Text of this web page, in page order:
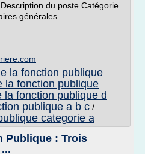
du poste Catégorie
générales ...
la fonction publique
la fonction publique
la fonction publique d
publique a b c /
categorie a
Publique : Trois